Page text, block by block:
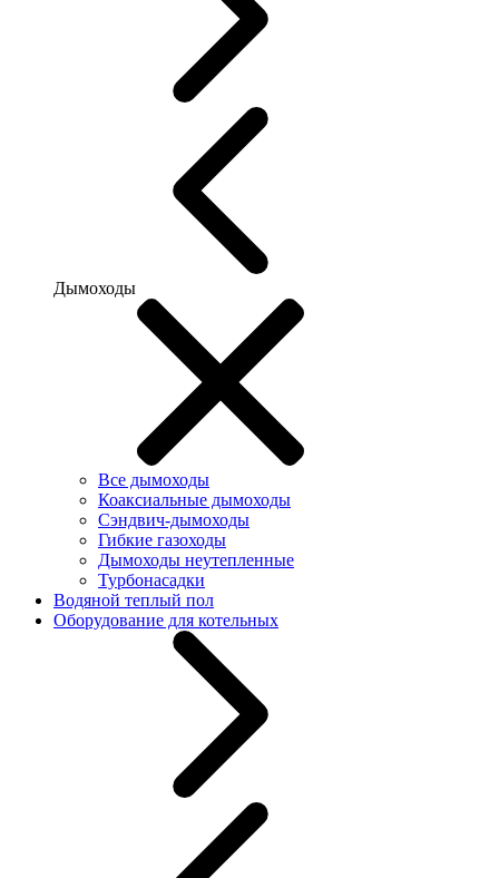
Дымоходы
Все дымоходы
Коаксиальные дымоходы
Сэндвич-дымоходы
Гибкие газоходы
Дымоходы неутепленные
Турбонасадки
Водяной теплый пол
Оборудование для котельных